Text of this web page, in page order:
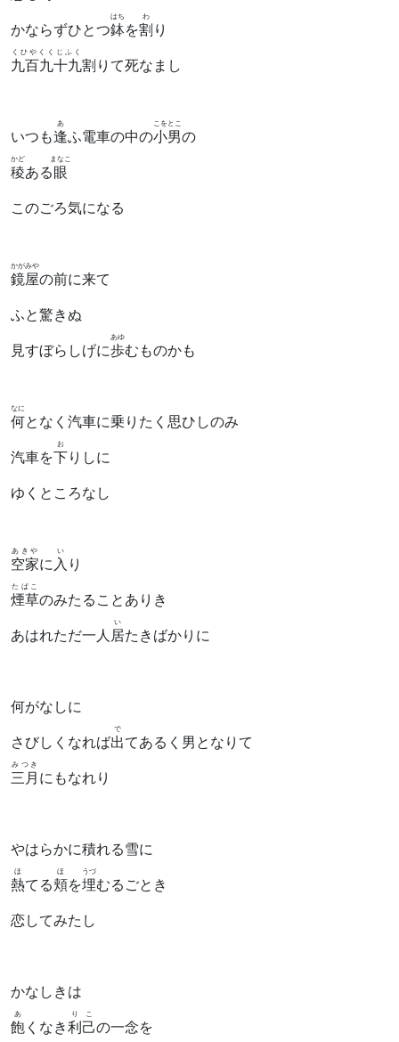
かならずひとつ鉢
はち
を割
わ
り
九百九十九
くひやくくじふく
割りて死なまし
いつも逢
あ
ふ電車の中の小男
こをとこ
の
稜
かど
ある眼
まなこ
このごろ気になる
鏡屋
かがみや
の前に来て
ふと驚きぬ
見すぼらしげに歩
あゆ
むものかも
何
なに
となく汽車に乗りたく思ひしのみ
汽車を下
お
りしに
ゆくところなし
空家
あきや
に入
い
り
煙草
たばこ
のみたることありき
あはれただ一人 居
い
たきばかりに
何がなしに
さびしくなれば出
で
てあるく男となりて
三月
みつき
にもなれり
やはらかに積れる雪に
熱
ほ
てる頬
ほ
を埋
うづ
むるごとき
恋してみたし
かなしきは
飽
あ
くなき利己
りこ
の一念を